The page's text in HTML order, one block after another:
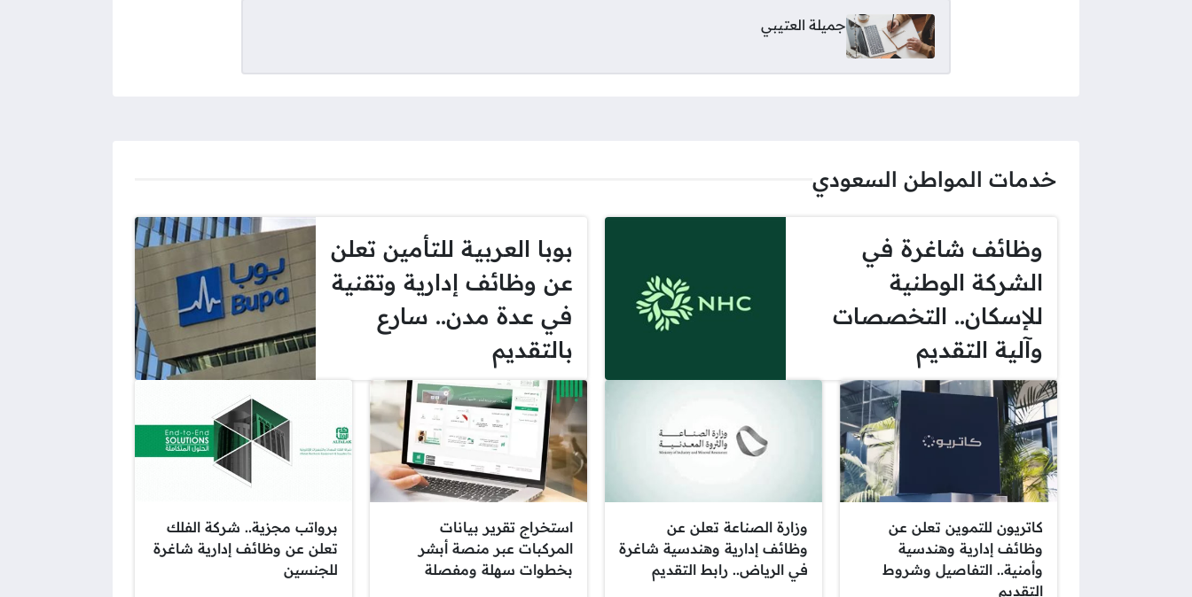
جميلة العتيبي
خدمات المواطن السعودي
وظائف شاغرة في
الشركة الوطنية
للإسكان.. التخصصات
وآلية التقديم
بوبا العربية للتأمين تعلن
عن وظائف إدارية وتقنية
في عدة مدن.. سارع
بالتقديم
كاتريون للتموين تعلن عن
وظائف إدارية وهندسية
وأمنية.. التفاصيل وشروط
التقديم
وزارة الصناعة تعلن عن
وظائف إدارية وهندسية شاغرة
في الرياض.. رابط التقديم
استخراج تقرير بيانات
المركبات عبر منصة أبشر
بخطوات سهلة ومفصلة
برواتب مجزية.. شركة الفلك
تعلن عن وظائف إدارية شاغرة
للجنسين